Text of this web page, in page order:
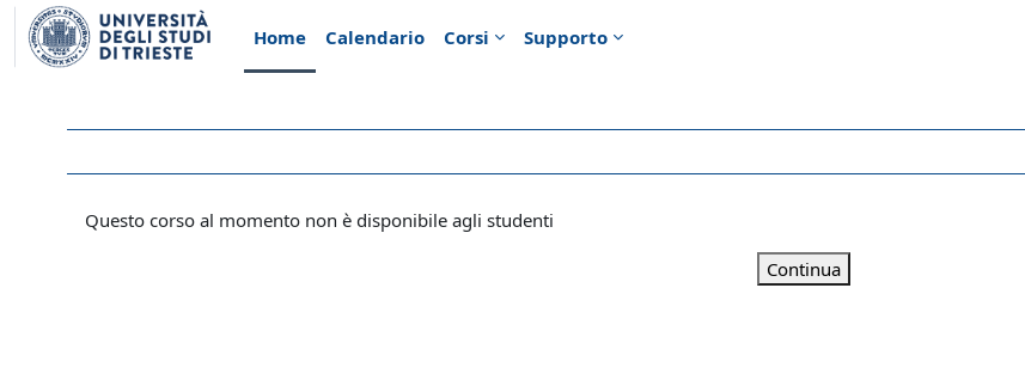
Vai al contenuto principale
Home
Calendario Corsi Supporto
Questo corso al momento non è disponibile agli studenti
Continua